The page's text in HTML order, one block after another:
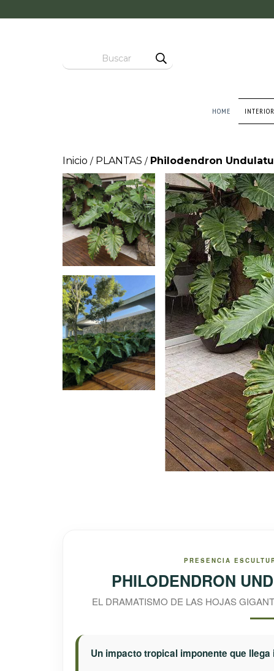
HOME INTERIOR
Inicio / PLANTAS / Philodendron
PRESENCIA
PHILODENDRON
EL DRAMATISMO DE LAS HOJAS
Un impacto tropical imponente que